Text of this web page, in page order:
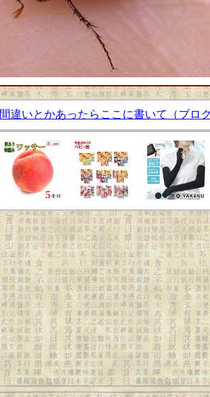
間違いとかあったらここに書いて（ブロ